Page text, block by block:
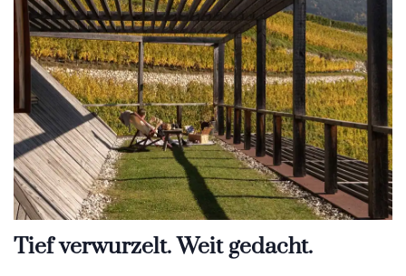
Tief verwurzelt. Weit gedacht.